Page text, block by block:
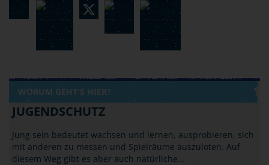
WORUM GEHT'S HIER?
JUGENDSCHUTZ
Jung sein bedeutet wachsen und lernen, ausprobieren, sich
mit anderen zu messen und Spielräume auszuloten. Auf
diesem Weg gibt es aber auch natürliche…